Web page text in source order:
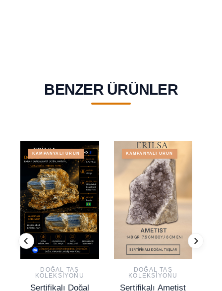
BENZER ÜRÜNLER
KAMPANYALI ÜRÜN
DOĞAL TAŞ
KOLEKSIYONU
Sertifikalı Doğal
KAMPANYALI ÜRÜN
DOĞAL TAŞ
KOLEKSIYONU
Sertifikalı Ametist